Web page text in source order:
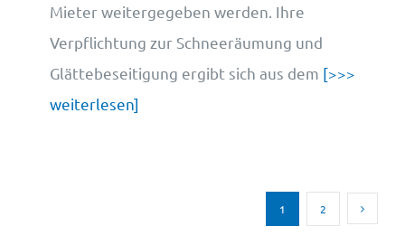
Mieter weitergegeben werden. Ihre
Verpflichtung zur Schneeräumung und
Glättebeseitigung ergibt sich aus dem [>>>
weiterlesen]
1 2